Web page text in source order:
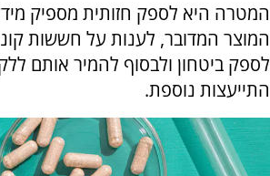
המטרה היא לספק חזותית מספיק
המוצר המדובר, לענות על חששות
לספק ביטחון ולבסוף להמיר אותם
התייעצות נוספת.